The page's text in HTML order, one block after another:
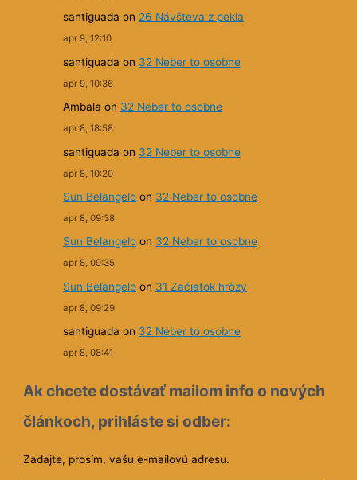
santiguada on 26 Návšteva z pekla
apr 9, 12:10
santiguada on 32 Neber to osobne
apr 9, 10:36
Ambala on 32 Neber to osobne
apr 8, 18:58
santiguada on 32 Neber to osobne
apr 8, 10:20
Sun Belangelo on 32 Neber to osobne
apr 8, 09:38
Sun Belangelo on 32 Neber to osobne
apr 8, 09:35
Sun Belangelo on 31 Začiatok hrôzy
apr 8, 09:29
santiguada on 32 Neber to osobne
apr 8, 08:41
Ak chcete dostávať mailom info o nových
článkoch, prihláste si odber:
Zadajte, prosím, vašu e-mailovú adresu.